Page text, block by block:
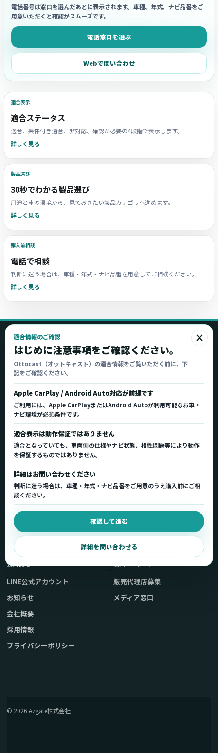
電話番号は窓口を選んだあとに表示されます。車種、年式、ナビ品番をご
用意いただくと確認がスムーズです。
電話窓口を選ぶ
Webで問い合わせ
適合表示
適合ステータス
適合、条件付き適合、非対応、確認が必要の4段階で表示します。
詳しく見る
製品選び
30秒でわかる製品選び
用途と車の環境から、見ておきたい製品カテゴリへ進めます。
詳しく見る
購入前相談
電話で相談
判断に迷う場合は、車種・年式・ナビ品番を用意してご相談ください。
詳しく見る
×
適合情報のご確認
はじめに注意事項をご確認ください。
Ottocast（オットキャスト）の適合情報をご覧いただく前に、下
記をご確認ください。
Apple CarPlay / Android Auto対応が前提です
ご利用には、Apple CarPlayまたはAndroid Autoが利用可能なお車・
ナビ環境が必須条件です。
適合表示は動作保証ではありません
適合となっていても、車両側の仕様やナビ状態、相性問題等により動作
を保証するものではありません。
詳細はお問い合わせください
判断に迷う場合は、車種・年式・ナビ品番をご用意のうえ購入前にご相
談ください。
確認して進む
詳細を問い合わせる
Ottocast
オットキャスト
Ottocast正規販売代理店 Azgate株式会社
Ottocast（オットキャスト）の製品情報、車種適
合、サポート情報を日本国内向けに整理してご案内し
ます。
正規販売代理店 車種適合情報 国内サポート窓口
製品を探す
製品一覧
車種適合を確認
用途から製品を選ぶ
取扱店舗・購入先
弊社販売ストアへ
Q&A・症状別サポート
起動不良復旧サービス
公式情報
LINE公式アカウント
お知らせ
会社概要
採用情報
プライバシーポリシー
販売代理店募集
メディア窓口
© 2026 Azgate株式会社